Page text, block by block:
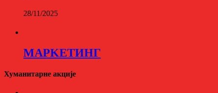
28/11/2025
МАРKЕТИНГ
Хуманитарне акције